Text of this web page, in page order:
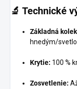
🔬 Technické
Základná
hnedým/
Krytie: 100 %
Zosvetlenie: